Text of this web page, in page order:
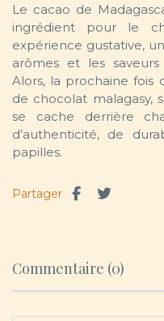
Le cacao de
ingrédient pour le
expérience gustative,
arômes et les
Alors, la prochaine fois
de chocolat malagasy,
se cache derrière
d’authenticité, de
papilles.
Partager
Commentaire (0)